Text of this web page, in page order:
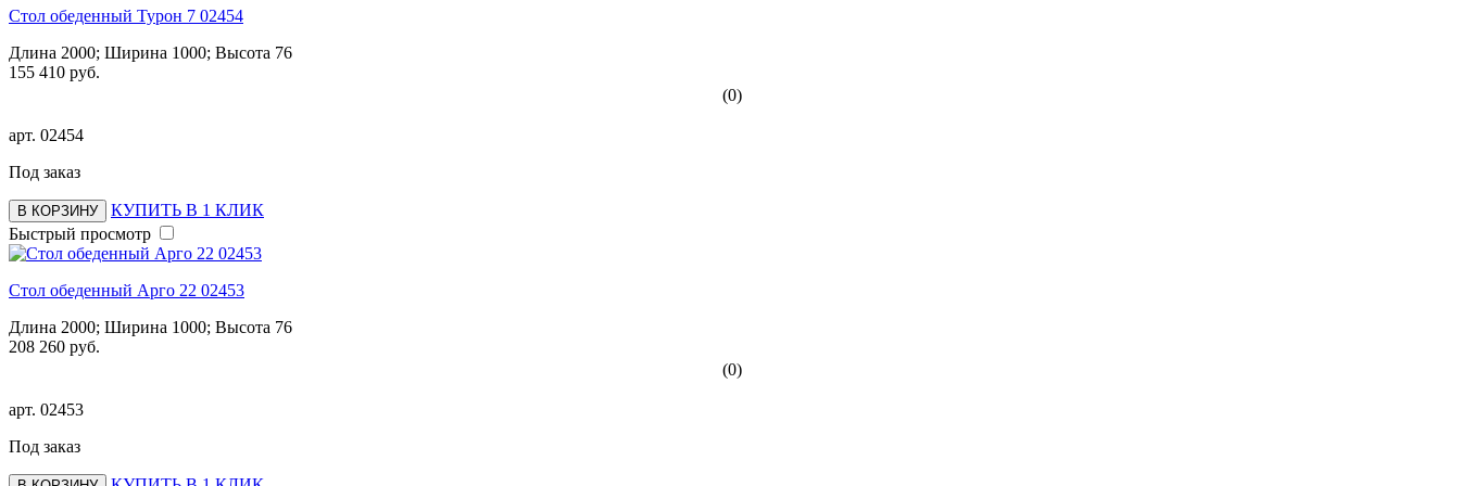
Стол обеденный Турон 7 02454
Длина 2000; Ширина 1000; Высота 76
155 410 руб.
(0)
арт. 02454
Под заказ
В КОРЗИНУ
КУПИТЬ В 1 КЛИК
Быстрый просмотр
Стол обеденный Арго 22 02453
Длина 2000; Ширина 1000; Высота 76
208 260 руб.
(0)
арт. 02453
Под заказ